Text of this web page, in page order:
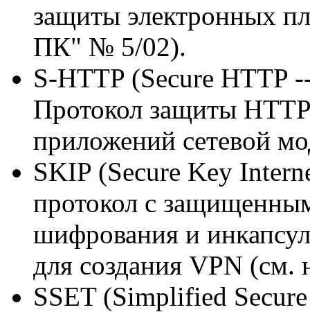
защиты электронных
ПК" № 5/02).
S-HTTP (Secure
Протокол защиты
приложений сетевой
SKIP (Secure Key
протокол с
шифрования и
для создания VPN (см.
SSET (Simplified